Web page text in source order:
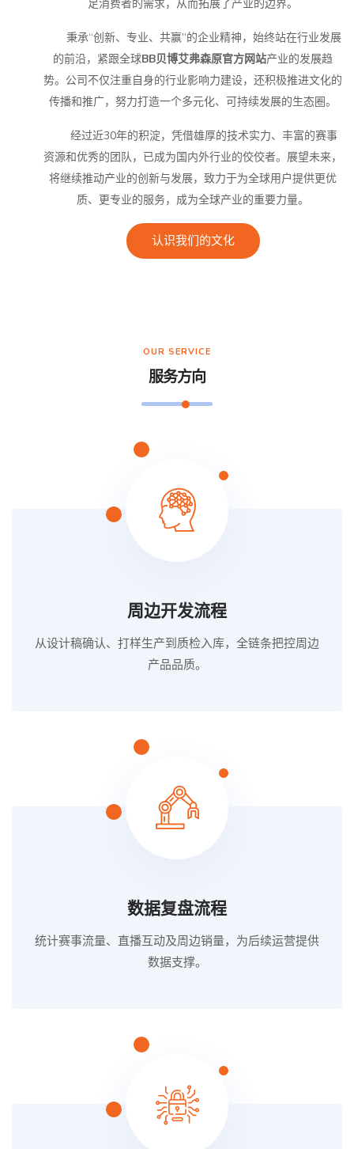
足消费者的需求，从而拓展了产业的边界。
秉承“创新、专业、共赢”的企业精神，始终站在行业发展
的前沿，紧跟全球BB贝博艾弗森原官方网站产业的发展趋
势。公司不仅注重自身的行业影响力建设，还积极推进文化的
传播和推广，努力打造一个多元化、可持续发展的生态圈。
经过近30年的积淀，凭借雄厚的技术实力、丰富的赛事
资源和优秀的团队，已成为国内外行业的佼佼者。展望未来，
将继续推动产业的创新与发展，致力于为全球用户提供更优
质、更专业的服务，成为全球产业的重要力量。
认识我们的文化
OUR SERVICE
服务方向
周边开发流程
从设计稿确认、打样生产到质检入库，全链条把控周边
产品品质。
数据复盘流程
统计赛事流量、直播互动及周边销量，为后续运营提供
数据支撑。